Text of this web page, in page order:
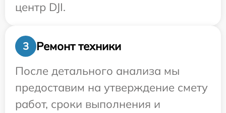
центр DJI.
3
Ремонт техники
После детального анализа мы
предоставим на утверждение смету
работ, сроки выполнения и